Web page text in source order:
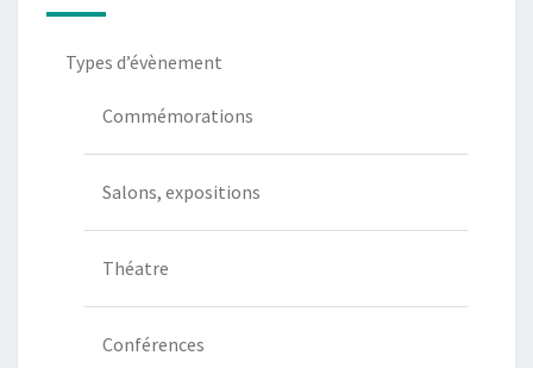
Types d’évènement
Commémorations
Salons, expositions
Théatre
Conférences